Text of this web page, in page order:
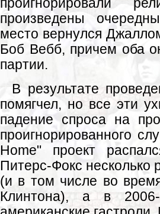
проигнорировали
произведены
место вернулся
Боб Вебб, причем оба
партии.
В результате
помягчел, но все эти
падение спроса на
проигнорированного
Home" проект
Питерс-Фокс несколько
(и в том числе во
Клинтона), а в